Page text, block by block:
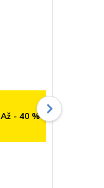
Až - 40 %